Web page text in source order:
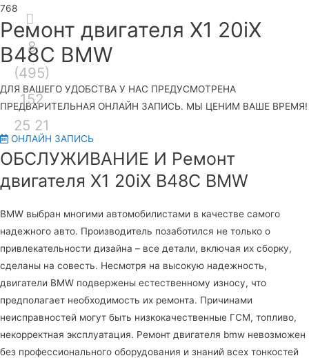
Секция
над
шапкой
8
(495)
152
25 21
Ремонт двигателя X1 20iX
B48C BMW
ДЛЯ ВАШЕГО УДОБСТВА У НАС ПРЕДУСМОТРЕНА
ПРЕДВАРИТЕЛЬНАЯ ОНЛАЙН ЗАПИСЬ. МЫ ЦЕНИМ ВАШЕ ВРЕМЯ!
ОНЛАЙН ЗАПИСЬ
ОБСЛУЖИВАНИЕ И Ремонт
двигателя X1 20iX B48C BMW
BMW выбран многими автомобилистами в качестве самого
надежного авто. Производитель позаботился не только о
привлекательности дизайна – все детали, включая их сборку,
сделаны на совесть. Несмотря на высокую надежность,
двигатели BMW подвержены естественному износу, что
предполагает необходимость их ремонта. Причинами
неисправностей могут быть низкокачественные ГСМ, топливо,
некорректная эксплуатация. Ремонт двигателя bmw невозможен
без профессионального оборудования и знаний всех тонкостей